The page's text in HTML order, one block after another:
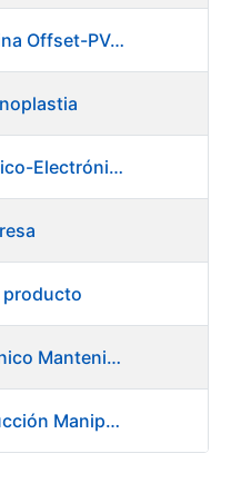
OE 31/23 - Oficial 2ª Máquina Offset-PVC 2+colores
OE 26/23 - Oficial 2ª Eléctrico-Electrónico Mantenimiento Destacado
producto
OE 35/23 - Oficial 2ª Mecánico Mantenimiento Destacado
OE 29/23 Revisor de Producción Manipulado Timbre